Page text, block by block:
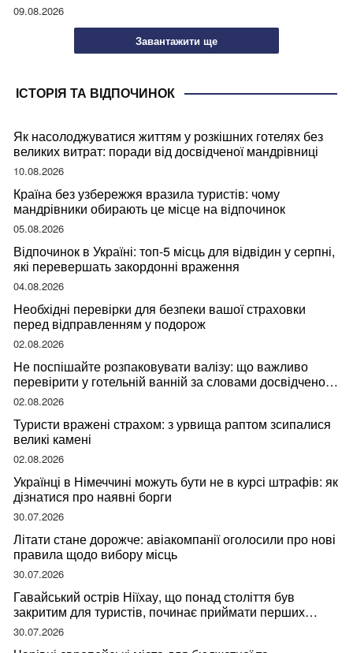
09.08.2026
Завантажити ще
ІСТОРІЯ ТА ВІДПОЧИНОК
Як насолоджуватися життям у розкішних готелях без
великих витрат: поради від досвідченої мандрівниці
10.08.2026
Країна без узбережжя вразила туристів: чому
мандрівники обирають це місце на відпочинок
05.08.2026
Відпочинок в Україні: топ-5 місць для відвідин у серпні,
які перевершать закордонні враження
04.08.2026
Необхідні перевірки для безпеки вашої страховки
перед відправленням у подорож
02.08.2026
Не поспішайте розпаковувати валізу: що важливо
перевірити у готельній ванній за словами досвідченої
мандрівниці
02.08.2026
Туристи вражені страхом: з урвища раптом зсипалися
великі камені
02.08.2026
Українці в Німеччині можуть бути не в курсі штрафів: як
дізнатися про наявні борги
30.07.2026
Літати стане дорожче: авіакомпанії оголосили про нові
правила щодо вибору місць
30.07.2026
Гавайський острів Ніїхау, що понад століття був
закритим для туристів, починає приймати перших
відвідувачів
30.07.2026